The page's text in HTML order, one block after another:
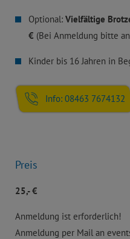
Optional: Vielfältige
€ (Bei Anmeldung bitte
Kinder bis 16 Jahren in
Info: 08463 7674132
Preis
25,- €
Anmeldung ist erforderlich!
Anmeldung per Mail an